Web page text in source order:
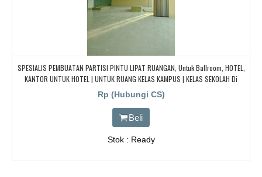
SPESIALIS PEMBUATAN PARTISI PINTU LIPAT RUANGAN, Untuk Ballroom, HOTEL,
KANTOR UNTUK HOTEL | UNTUK RUANG KELAS KAMPUS | KELAS SEKOLAH Di
BANDUNG, JAKARTA, BEKASI, TANGERANG
Rp (Hubungi CS)
Beli
Stok : Ready